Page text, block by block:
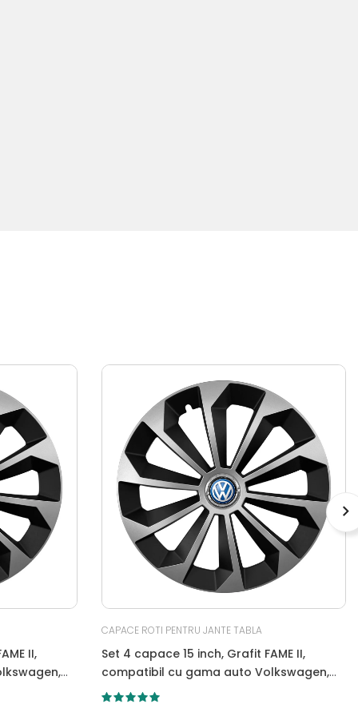
II,
CAPACE ROTI PENTRU JANTE TABLA
Set 4 capace 15 inch, Grafit FAME II,
compatibil cu gama auto Volkswagen,
bi-color, Sigla Albastra